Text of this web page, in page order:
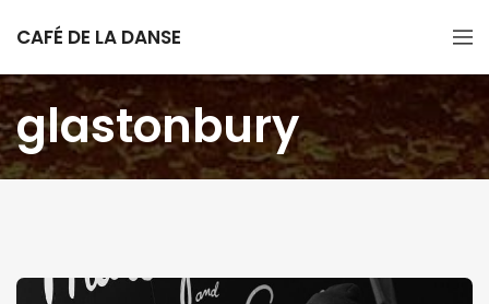
CAFÉ DE LA DANSE
glastonbury